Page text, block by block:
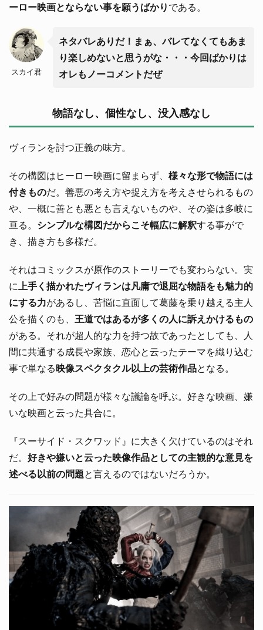
ーロー映画とならない事を願うばかり である。
スカイ君
ネタバレありだ！まぁ、バレてなくてもあま
り楽しめないと思うがな・・・今回ばかりは
オレもノーコメントだぜ
物語なし、個性なし、没入感なし
ヴィランを討つ正義の味方。
その構図はヒーロー映画に留まらず、 様々な形で物語には
付きものだ。善悪の考え方や捉え方を考えさせられるもの
や、一概に善とも悪とも言えないものや、その姿は多岐に
亘る。 シンプルな構図だからこそ幅広に解釈する事がで
き、描き方も多様だ。
それはコミックスが原作のストーリーでも変わらない。実
に 上手く描かれたヴィランは凡庸で退屈な物語をも魅力的
にする力があるし、苦悩に直面して葛藤を乗り越える主人
公を描くのも、 王道ではあるが多くの人に訴えかけるもの
がある。それが超人的な力を持つ故であったとしても、人
間に共通する成長や家族、恋心と云ったテーマを織り込む
事で単なる映像スペクタクル以上の芸術作品となる。
その上で好みの問題が様々な議論を呼ぶ。好きな映画、嫌
いな映画と云った具合に。
『スーサイド・スクワッド』に大きく欠けているのはそれ
だ。 好きや嫌いと云った映像作品としての主観的な意見を
述べる以前の問題と言えるのではないだろうか。